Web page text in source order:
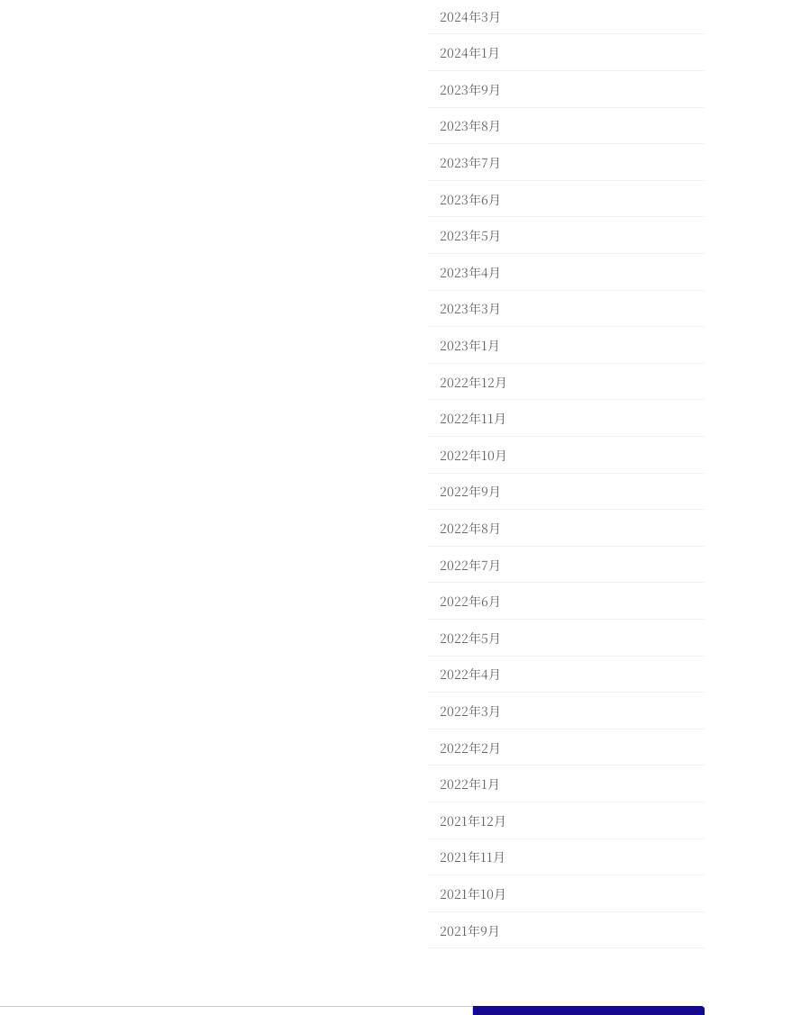
2024年3月
2024年1月
2023年9月
2023年8月
2023年7月
2023年6月
2023年5月
2023年4月
2023年3月
2023年1月
2022年12月
2022年11月
2022年10月
2022年9月
2022年8月
2022年7月
2022年6月
2022年5月
2022年4月
2022年3月
2022年2月
2022年1月
2021年12月
2021年11月
2021年10月
2021年9月